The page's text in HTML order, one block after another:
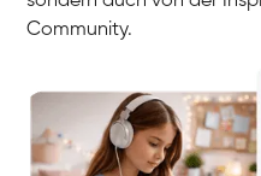
Community.